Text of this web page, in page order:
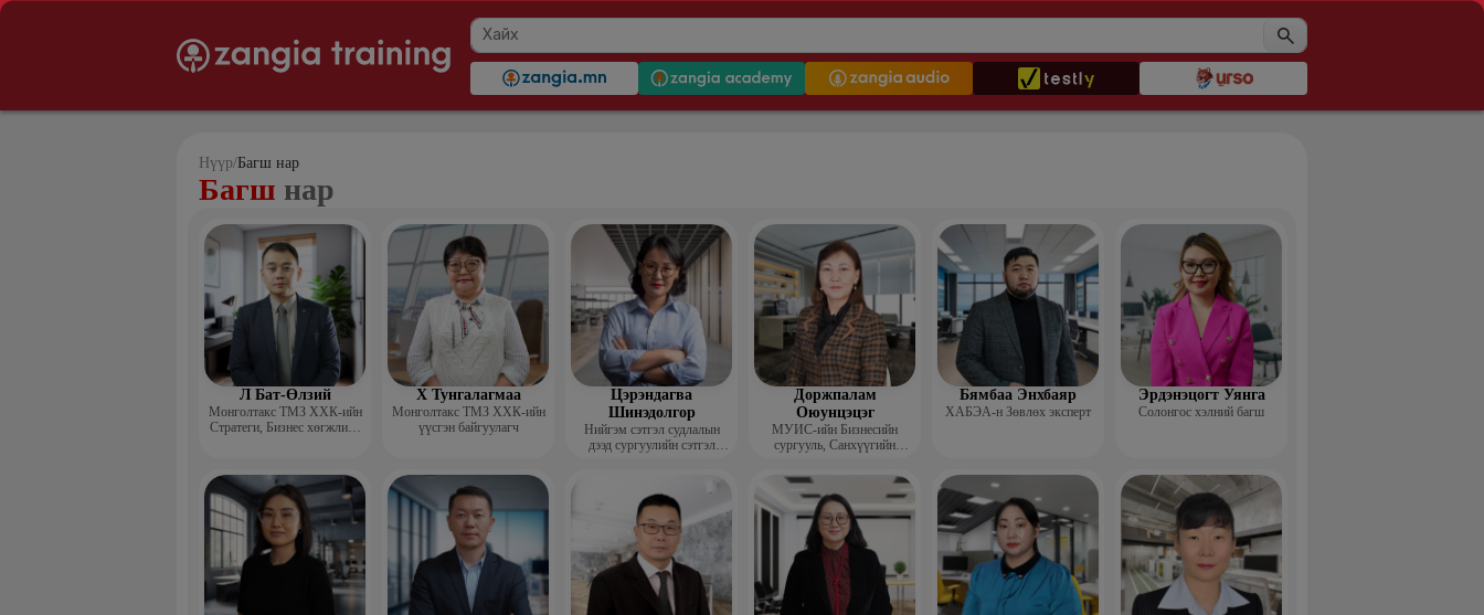
Нүүр/Багш нар
Багш нар
Л Бат-Өлзий
Монголтакс ТМЗ ХХК-ийн
Стратеги, Бизнес хөгжлийн
Х Тунгалагмаа
Монголтакс ТМЗ ХХК-ийн
үүсгэн байгуулагч
Цэрэндагва
Шинэдолгор
Нийгэм сэтгэл судлалын
дээд сургуулийн сэтгэл
Доржпалам
Оюунцэцэг
МУИС-ийн Бизнесийн
сургууль, Санхүүгийн
Бямбаа Энхбаяр
ХАБЭА-н Зөвлөх эксперт
Эрдэнэцогт Уянга
Солонгос хэлний багш